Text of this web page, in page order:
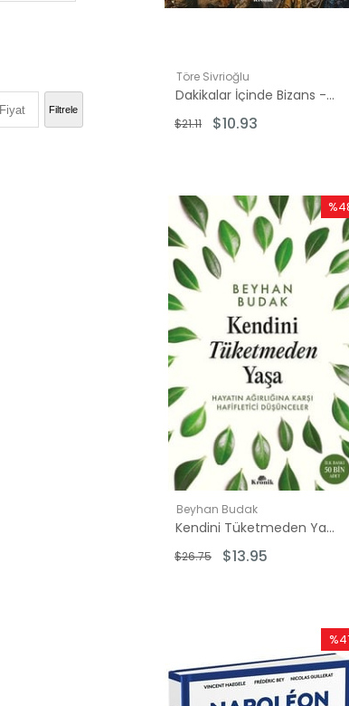
Filtrele
$5.00 - $10.00
$11.00 - $15.00
$35.00 - $50.00
$50.00 üzerinde
Töre Sivrioğlu
Dakikalar İçinde Bizans - 200 Maddede Doğu Roma İmparatorluğu Tarihi
$10.93
$21.11
Beyhan Budak
Kendini Tüketmeden Yaşa - Hayatın Ağırlığına Karşı Hafifletici Düşünceler
$13.95
$26.75